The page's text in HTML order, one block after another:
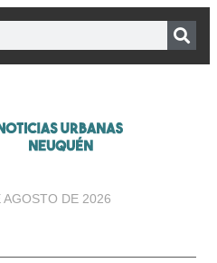
AGOSTO DE 2026